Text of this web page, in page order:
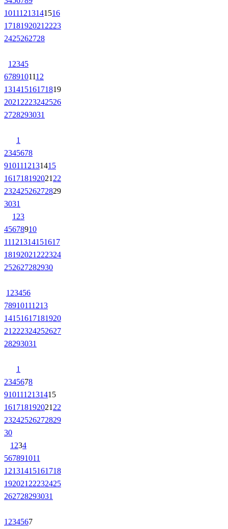
10111213141516
1718192021 2223
2425262728
1 2345
6789101112
13141516171819
2021 2223242526
2728293031
1
2345678
9101112131415
161718192021 22
23242526272829
3031
1 23
45678910
11121314151617
18192021 222324
252627282930
1 23456
78910111213
14151617181920
21 222324252627
28293031
1
2345678
9101112131415
161718192021 22
23242526272829
30
1 234
567891011
12131415161718
192021 22232425
262728293031
1 234567